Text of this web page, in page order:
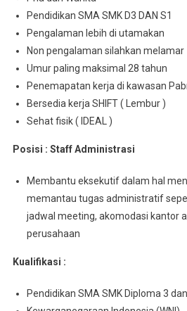
Pendidikan SMA SMK D3 DAN S1
Pengalaman lebih di utamakan
Non pengalaman silahkan melamar
Umur paling maksimal 28 tahun
Penemapatan kerja di kawasan
Bersedia kerja SHIFT ( Lembur )
Sehat fisik ( IDEAL )
Posisi : Staff Administrasi
Membantu eksekutif dalam hal
memantau tugas administratif
jadwal meeting, akomodasi kantor
perusahaan
Kualifikasi :
Pendidikan SMA SMK Diploma 3